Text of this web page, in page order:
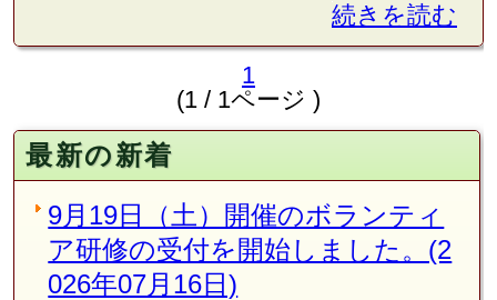
続きを読む
1
(1 / 1ページ )
最新の新着
9月19日（土）開催のボランティ
ア研修の受付を開始しました。(2
026年07月16日)